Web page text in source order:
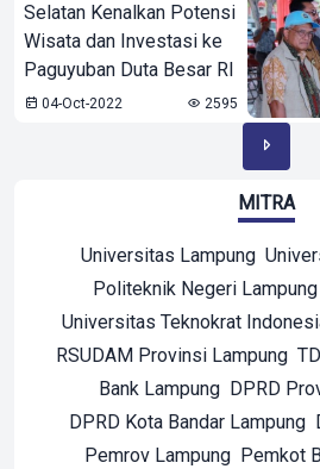
Selatan Kenalkan Potensi
Wisata dan Investasi ke
Paguyuban Duta Besar RI
04-Oct-2022 2595
MITRA
Universitas Lampung
Politeknik Negeri Lampung
Universitas Teknokrat
RSUDAM Provinsi Lampung
Bank Lampung DPRD
DPRD Kota Bandar Lampung
Pemrov Lampung Pemkot